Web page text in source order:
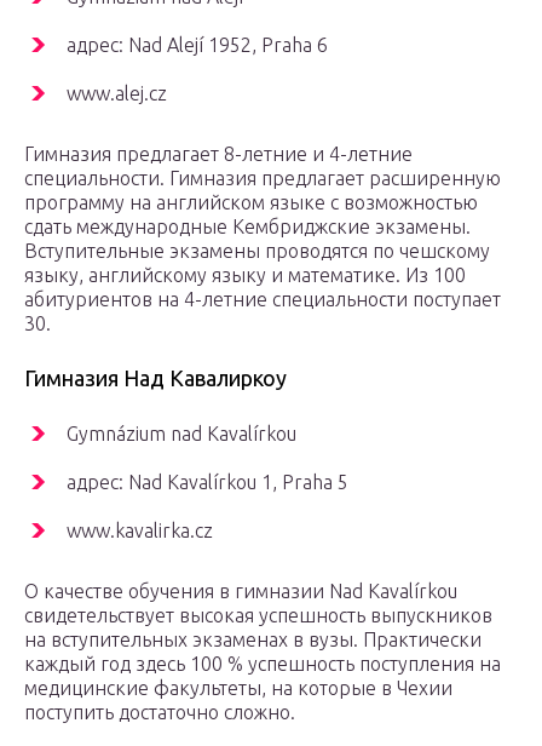
адрес: Nad Alejí 1952, Praha 6
www.alej.cz
Гимназия предлагает 8-летние и 4-летние
специальности. Гимназия предлагает расширенную
программу на английском языке с возможностью
сдать международные Кембриджские экзамены.
Вступительные экзамены проводятся по чешскому
языку, английскому языку и математике. Из 100
абитуриентов на 4-летние специальности поступает
30.
Гимназия Над Кавалиркоу
Gymnázium nad Kavalírkou
адрес: Nad Kavalírkou 1, Praha 5
www.kavalirka.cz
О качестве обучения в гимназии Nad Kavalírkou
свидетельствует высокая успешность выпускников
на вступительных экзаменах в вузы. Практически
каждый год здесь 100 % успешность поступления на
медицинские факультеты, на которые в Чехии
поступить достаточно сложно.